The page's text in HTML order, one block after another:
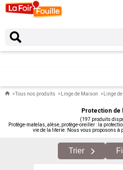
Tous nos produits Linge de Maison Linge
Protection de
(197 produits
Protège-matelas, alèse, protège-oreiller : la
vie de la literie. Nous vous proposons à
Trier